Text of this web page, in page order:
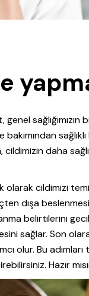
sağlığımızın
daha
olarak cildimizi
dışa
belirtilerini
sağlar. Son
olur. Bu
Hazır